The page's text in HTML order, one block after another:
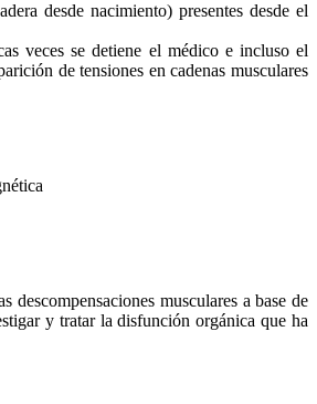
desde nacimiento) presentes desde el
veces se detiene el médico e incluso el
de tensiones en cadenas musculares
musculares a base de
y tratar la disfunción orgánica que ha